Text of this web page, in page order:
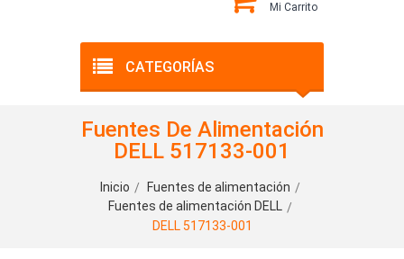
CATEGORÍAS
Mi Carrito
Fuentes De Alimentación
DELL 517133-001
Inicio
Fuentes de alimentación
Fuentes de alimentación DELL
DELL 517133-001